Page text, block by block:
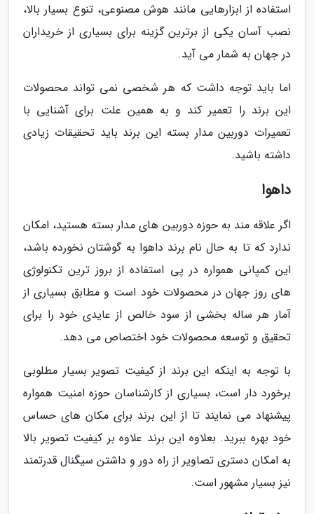
استفاده از ابزارهایی مانند هوش مصنوعی، تنوع بسیار بالا،
نصب آسان یکی از برترین گزینه برای بسیاری از خریداران
در جهان به شمار می آید.
اما باید توجه داشت که هر شخصی نمی تواند محصولات
این برند را تعمیر کند و به همین علت برای آشنایی با
تعمیرات دوربین مدار بسته این برند باید تحقیقات زیادی
داشته باشید.
داهوا
اگر علاقه مند به حوزه دوربین های مدار بسته هستید، امکان
ندارد که تا به حال نام برند داهوا به گوشتان نخورده باشد،
این کمپانی همواره در پی استفاده از بروز ترین تکنولوژی
های روز جهان در محصولات خود است و مطابق بسیاری از
آمار هر ساله بخشی از سود خالص از عایدی خود را برای
تحقیق و توسعه محصولات خود اختصاص می دهد.
با توجه به اینکه این برند از کیفیت تصویر بسیار مطلوبی
برخورد دار است، بسیاری از کارشناسان حوزه امنیت همواره
پیشنهاد می نمایند تا از این برند برای مکان های حساس
خود بهره ببرید. بعلاوه این برند علاوه بر کیفیت تصویر بالا
به امکان دستری تصاویر از راه دور و داشتن سیگنال قدرتمند
نیز بسیار مشهور است.